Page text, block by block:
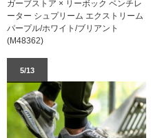
ガーブストア × リーボック ベンチレ
ーター シュプリーム エクストリーム
パープル/ホワイト/ブリアント
(M48362)
5/13